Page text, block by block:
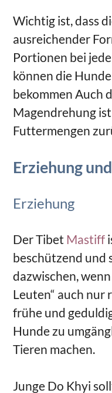
Wichtig ist, dass
ausreichender
Portionen bei
können die
bekommen Auch
Magendrehung
Futtermengen
Erziehung
Erziehung
Der Tibet Mastiff
beschützend und
dazwischen,
Leuten“ auch nur
frühe und
Hunde zu
Tieren machen.
Junge Do Khyi